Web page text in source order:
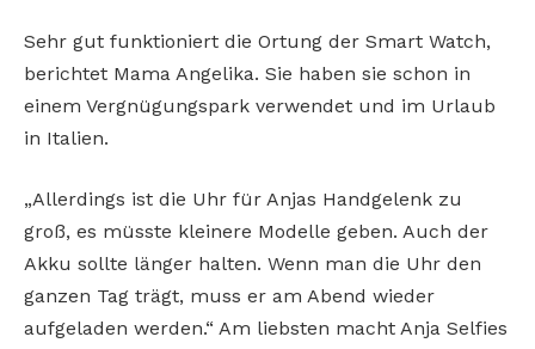
Sehr gut funktioniert die Ortung der Smart Watch,
berichtet Mama Angelika. Sie haben sie schon in
einem Vergnügungspark verwendet und im Urlaub
in Italien.
„Allerdings ist die Uhr für Anjas Handgelenk zu
groß, es müsste kleinere Modelle geben. Auch der
Akku sollte länger halten. Wenn man die Uhr den
ganzen Tag trägt, muss er am Abend wieder
aufgeladen werden.“ Am liebsten macht Anja Selfies